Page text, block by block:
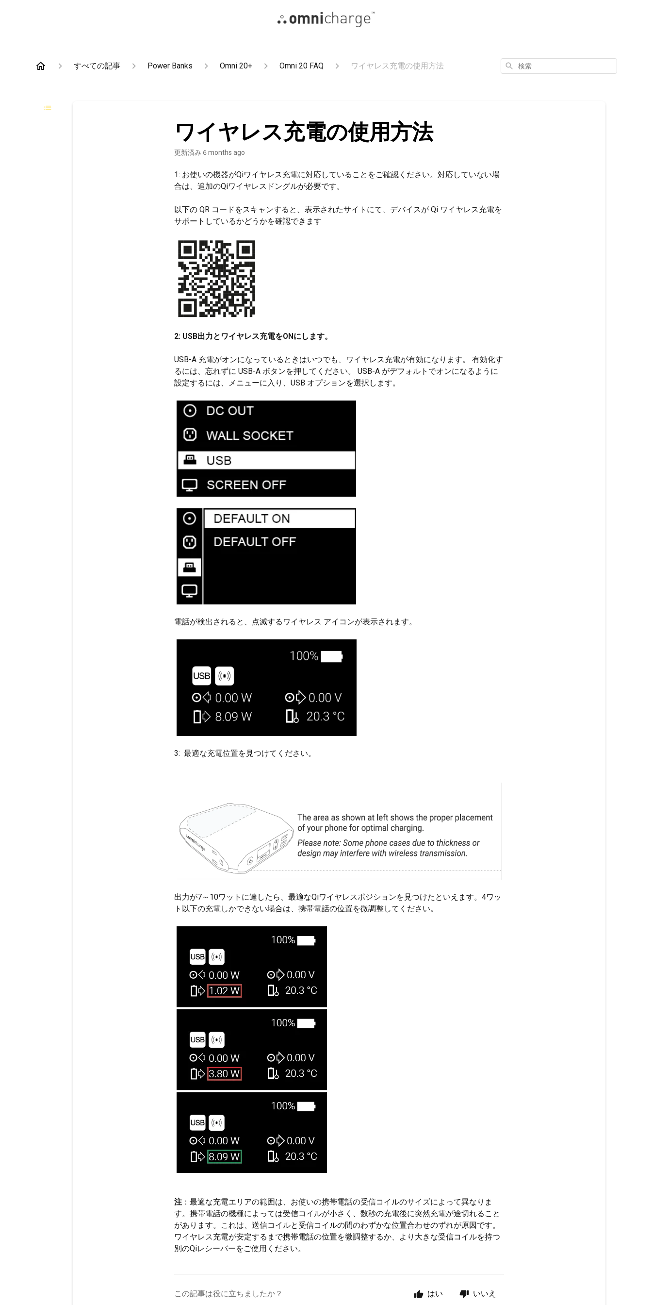
すべての記事 Power Banks Omni 20+ Omni 20 FAQ ワイヤレス充電の使用方法
検
索
ワイヤレス充電の使用方法
更新済み 6 months ago
1: お使いの機器がQiワイヤレス充電に対応していることをご確認ください。対応していない場
合は、追加のQiワイヤレスドングルが必要です。
以下の QR コードをスキャンすると、表示されたサイトにて、デバイスが Qi ワイヤレス充電を
サポートしているかどうかを確認できます
2: USB出力とワイヤレス充電をONにします。
USB-A 充電がオンになっているときはいつでも、ワイヤレス充電が有効になります。 有効化す
るには、忘れずに USB-A ボタンを押してください。 USB-A がデフォルトでオンになるように
設定するには、メニューに入り、USB オプションを選択します。
電話が検出されると、点滅するワイヤレス アイコンが表示されます。
3: 最適な充電位置を見つけてください。
出力が7～10ワットに達したら、最適なQiワイヤレスポジションを見つけたといえます。4ワッ
ト以下の充電しかできない場合は、携帯電話の位置を微調整してください。
注 ：最適な充電エリアの範囲は、お使いの携帯電話の受信コイルのサイズによって異なりま
す。携帯電話の機種によっては受信コイルが小さく、数秒の充電後に突然充電が途切れること
があります。これは、送信コイルと受信コイルの間のわずかな位置合わせのずれが原因です。
ワイヤレス充電が安定するまで携帯電話の位置を微調整するか、より大きな受信コイルを持つ
別のQiレシーバーをご使用ください。
この記事は役に立ちましたか？ はい いいえ